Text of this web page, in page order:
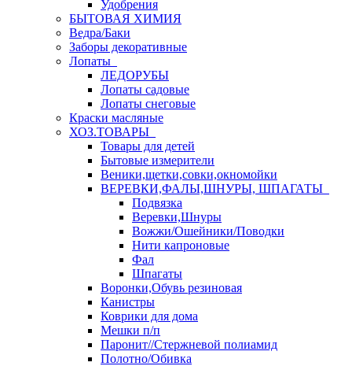
Удобрения
БЫТОВАЯ ХИМИЯ
Ведра/Баки
Заборы декоративные
Лопаты
ЛЕДОРУБЫ
Лопаты садовые
Лопаты снеговые
Краски масляные
ХОЗ.ТОВАРЫ
Товары для детей
Бытовые измерители
Веники,щетки,совки,окномойки
ВЕРЕВКИ,ФАЛЫ,ШНУРЫ, ШПАГАТЫ
Подвязка
Веревки,Шнуры
Вожжи/Ошейники/Поводки
Нити капроновые
Фал
Шпагаты
Воронки,Обувь резиновая
Канистры
Коврики для дома
Мешки п/п
Паронит//Стержневой полиамид
Полотно/Обивка